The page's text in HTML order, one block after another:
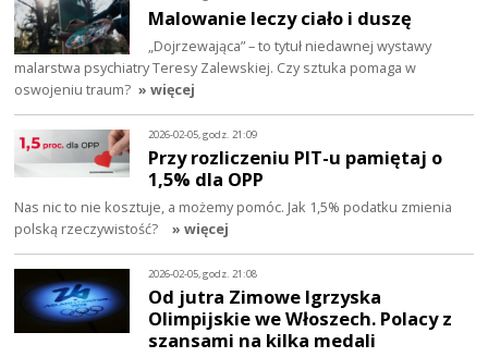
Malowanie leczy ciało i duszę
„Dojrzewająca” – to tytuł niedawnej wystawy
malarstwa psychiatry Teresy Zalewskiej. Czy sztuka pomaga w
oswojeniu traum? » więcej
2026-02-05, godz. 21:09
Przy rozliczeniu PIT-u pamiętaj o
1,5% dla OPP
Nas nic to nie kosztuje, a możemy pomóc. Jak 1,5% podatku zmienia
polską rzeczywistość?
» więcej
2026-02-05, godz. 21:08
Od jutra Zimowe Igrzyska
Olimpijskie we Włoszech. Polacy z
szansami na kilka medali